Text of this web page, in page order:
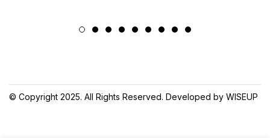
© Copyright 2025. All Rights Reserved. Developed by WISEUP